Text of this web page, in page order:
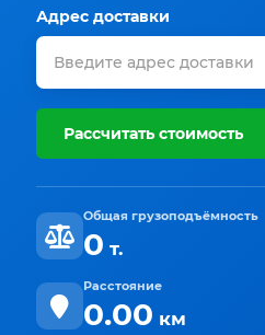
Адрес доставки
Рассчитать стоимость
Общая грузоподъёмность
0 т.
Расстояние
0.00 км